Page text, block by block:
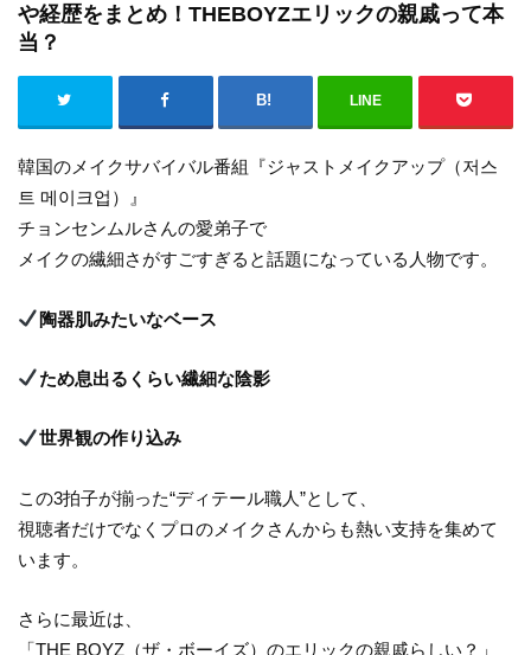
や経歴をまとめ！THEBOYZエリックの親戚って本
当？
LINE
韓国のメイクサバイバル番組『ジャストメイクアップ（저스
트 메이크업）』
チョンセンムルさんの愛弟子で
メイクの繊細さがすごすぎると話題になっている人物です。
陶器肌みたいなベース
ため息出るくらい繊細な陰影
世界観の作り込み
この3拍子が揃った“ディテール職人”として、
視聴者だけでなくプロのメイクさんからも熱い支持を集めて
います。
さらに最近は、
「THE BOYZ（ザ・ボーイズ）のエリックの親戚らしい？」